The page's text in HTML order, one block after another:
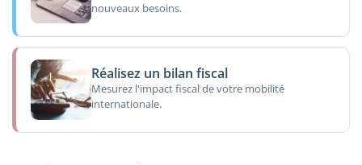
nouveaux besoins.
Réalisez un bilan fiscal
Mesurez l'impact fiscal de votre mobilité
internationale.